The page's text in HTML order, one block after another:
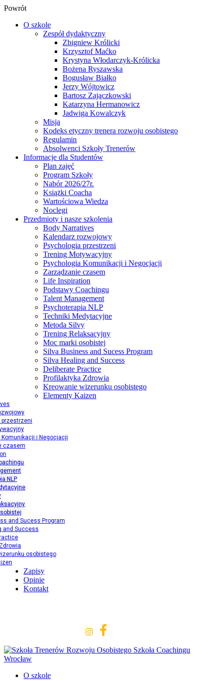
Powrót
O szkole
Zespół dydaktyczny
Zbigniew Królicki
Krzysztof Maćko
Krystyna Włodarczyk-Królicka
Bożena Ryszawska
Bogusław Białko
Jerzy Wójtowicz
Bartosz Zajączkowski
Katarzyna Hermanowicz
Jadwiga Kowalczyk
Misja
Kodeks etyczny trenera rozwoju osobistego
Regulamin
Absolwenci Szkoły Trenerów
Informacje dla Studentów
Plan zajęć
Program Szkoły
Nabór 2026/27r.
Książki Coacha
Wartościowa Wiedza
Noclegi
Przedmioty i nasze szkolenia
Body Narratives
Kalendarz rozwojowy
Psychologia przestrzeni
Trening Motywacyjny
Psychologia Komunikacji i Negocjacji
Zarządzanie czasem
Life Inspiration
Podstawy Coachingu
Talent Management
Psychoterapia NLP
Techniki Medytacyjne
Metoda Silvy
Trening Relaksacyjny
Moc marki osobistej
Silva Business and Sucess Program
Silva Healing and Success
Deliberate Practice
Profilaktyka Zdrowia
Kreowanie wizerunku osobistego
Elementy Kaizen
przestrzeni
i Negocjacji
czasem
NLP
and Sucess Program
and Success
osobistego
Zapisy
Opinie
Kontakt
O szkole